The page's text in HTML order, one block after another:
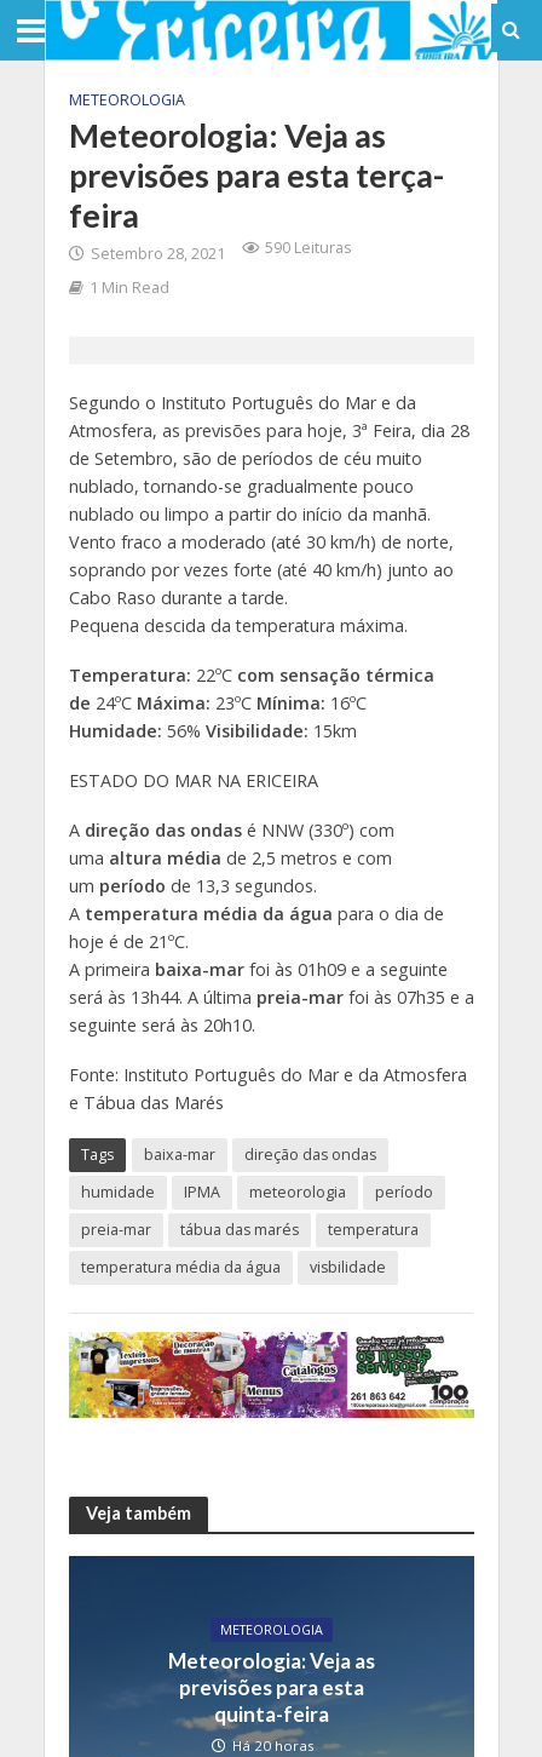
METEOROLOGIA
Meteorologia: Veja as
previsões para esta terça-
feira
Setembro 28, 2021
590 Leituras
1 Min Read
Segundo o Instituto Português do Mar e da
Atmosfera, as previsões para hoje, 3ª Feira, dia 28
de Setembro, são de períodos de céu muito
nublado, tornando-se gradualmente pouco
nublado ou limpo a partir do início da manhã.
Vento fraco a moderado (até 30 km/h) de norte,
soprando por vezes forte (até 40 km/h) junto ao
Cabo Raso durante a tarde.
Pequena descida da temperatura máxima.
Temperatura: 22ºC com sensação térmica
de 24ºCMáxima: 23ºC Mínima: 16ºC
Humidade: 56% Visibilidade: 15km
ESTADO DO MAR NA ERICEIRA
A direção das ondasé NNW (330º) com
uma altura média de 2,5 metros e com
um período de 13,3 segundos.
Atemperatura média da água para o dia de
hoje é de 21ºC.
A primeira baixa-marfoi às 01h09 e a seguinte
será às 13h44. A última preia-marfoi às 07h35 e a
seguinte será às 20h10.
Fonte: Instituto Português do Mar e da Atmosfera
e Tábua das Marés
Tags baixa-mar
direção das ondas
humidade
IPMA meteorologia
período
preia-mar
tábua das marés
temperatura
temperatura média da água
visbilidade
Veja também
METEOROLOGIA
Meteorologia: Veja as
previsões para esta
quinta-feira
Há 20 horas